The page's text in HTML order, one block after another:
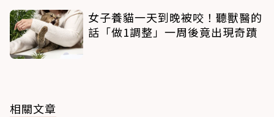
女子養貓一天到晚被咬！聽獸醫的
話「做1調整」一周後竟出現奇蹟
相關文章